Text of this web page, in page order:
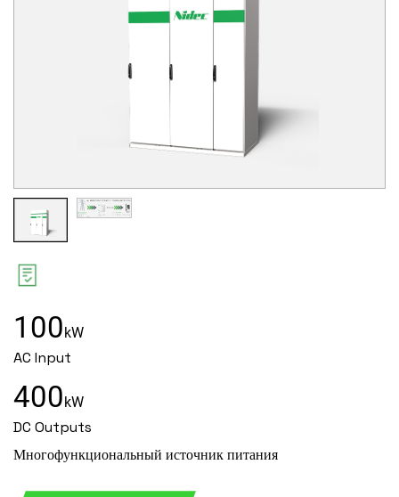
100 kW
AC Input
400 kW
DC Outputs
Многофункциональный источник питания
ФАМИЛИЯ